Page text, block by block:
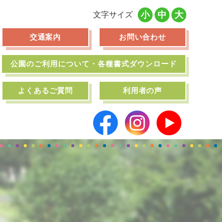
文字サイズ 小 中 大
交通案内 お問い合わせ
公園のご利用について・各種書式ダウンロード
よくあるご質問 利用者の声